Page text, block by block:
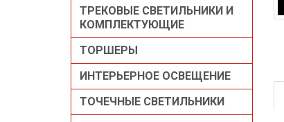
ТРЕКОВЫЕ СВЕТИЛЬНИКИ И
КОМПЛЕКТУЮЩИЕ
ТОРШЕРЫ
ИНТЕРЬЕРНОЕ ОСВЕЩЕНИЕ
ТОЧЕЧНЫЕ СВЕТИЛЬНИКИ